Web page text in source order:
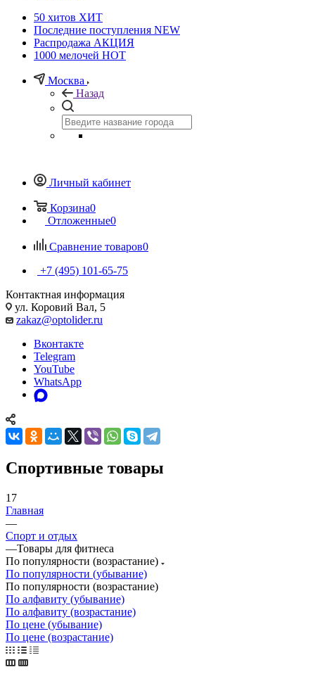
50 хитов ХИТ
Последние поступления NEW
Распродажа АКЦИЯ
1000 мелочей HOT
Москва
Назад
Личный кабинет
Корзина0
Отложенные0
Сравнение товаров0
+7 (495) 101-65-75
Контактная информация
ул. Коровий Вал, 5
zakaz@optolider.ru
Вконтакте
Telegram
YouTube
WhatsApp
Спортивные товары
17
Главная
—
Спорт и отдых
—Товары для фитнеса
По популярности (возрастание)
По популярности (убывание)
По популярности (возрастание)
По алфавиту (убывание)
По алфавиту (возрастание)
По цене (убывание)
По цене (возрастание)